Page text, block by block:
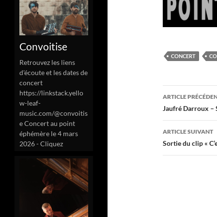
CONCERT
des
articles
ARTICLE
Jaufré Darroux –
ARTICLE SUIVANT
Sortie du clip «
Convoitise
Retrouvez les liens
d'écoute et les dates de
concert
https://linkstack.yello
w-leaf-
music.com/@convoitis
e Concert au point
éphémère le 4 mars
2026 - Cliquez